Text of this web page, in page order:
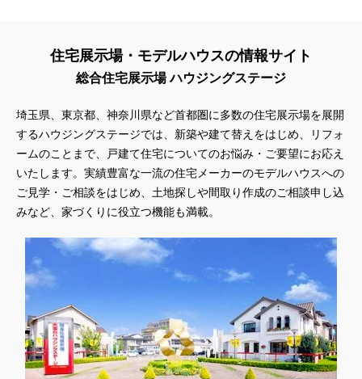
住宅展示場・モデルハウスの情報サイト
総合住宅展示場 ハウジングステージ
埼玉県、東京都、神奈川県など首都圏に多数の住宅展示場を展開
するハウジングステージでは、新築や建て替えをはじめ、リフォ
ームのことまで、戸建て住宅についてのお悩み・ご要望にお応え
いたします。実績豊富な一流の住宅メーカーのモデルハウスへの
ご見学・ご相談をはじめ、土地探しや間取り作成のご相談申し込
みなど、家づくりに役立つ機能も満載。